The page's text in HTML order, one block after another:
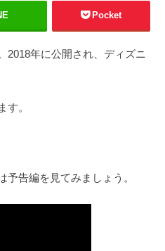
Pocket
2018年に公開され、ディズニ
。
告編を見てみましょう。